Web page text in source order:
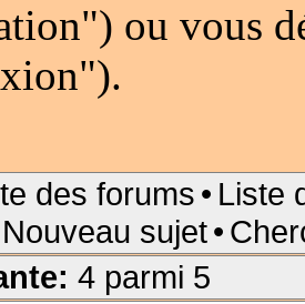
ou vous
des forums • Liste
Nouveau sujet•
4 parmi 5